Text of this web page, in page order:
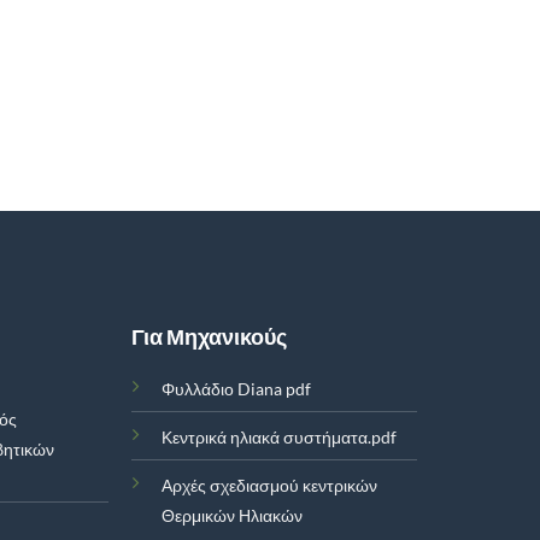
Για Μηχανικούς
Φυλλάδιο Diana pdf
Κεντρικά ηλιακά συστήματα.pdf
Αρχές σχεδιασμού κεντρικών
Θερμικών Ηλιακών